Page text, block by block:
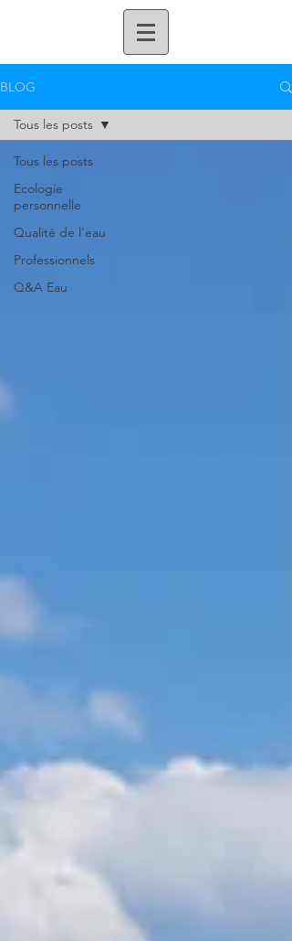
BLOG
Tous les posts
Ecologie
personnelle
Qualité de l'eau
Professionnels
Q&A Eau
Tous les posts